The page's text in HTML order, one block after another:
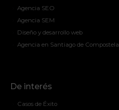
Agencia SEO
Agencia SEM
Diseño y desarrollo web
Agencia en Santiago de Compostela
De interés
Casos de Éxito